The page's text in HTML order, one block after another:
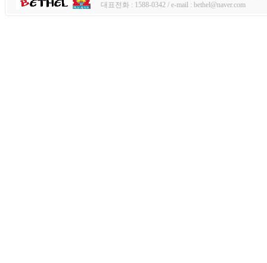
대표전화 : 1588-0342 / e-mail : bethel@naver.com